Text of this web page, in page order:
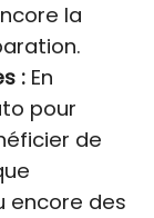
la
:En
pour
de
encore des